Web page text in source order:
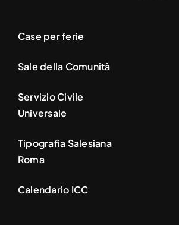
Case per ferie
Sale della Comunità
Servizio Civile
Universale
Tipografia Salesiana
Roma
Calendario ICC